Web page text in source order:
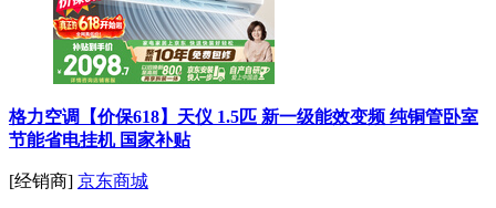
格力空调【价保618】天仪 1.5匹 新一级能效变频 纯铜管卧室
节能省电挂机 国家补贴
[经销商] 京东商城